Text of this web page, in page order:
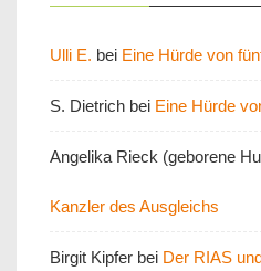
Ulli E. bei Eine Hürde von
S. Dietrich bei Eine Hürde
Angelika Rieck (geborene
Kanzler des Ausgleichs
Birgit Kipfer bei Der RIAS